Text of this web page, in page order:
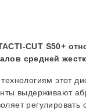
CUT S50+
средней
этот
выдерживают